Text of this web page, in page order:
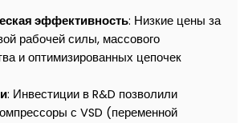
эффективность: Низкие цены за
рабочей силы, массового
и оптимизированных цепочек
: Инвестиции в R&D позволили
с VSD (переменной